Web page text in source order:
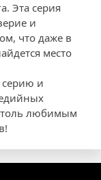
Эта серия
и
что даже в
место
серию и
любимым